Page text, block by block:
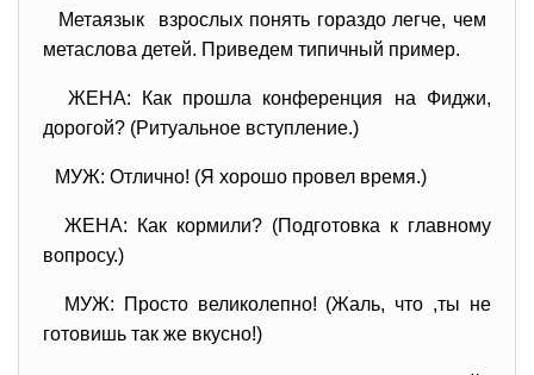
Метаязык взрослых понять гораздо легче, чем
метаслова детей. Приведем типичный пример.
ЖЕНА: Как прошла конференция на Фиджи,
дорогой? (Ритуальное вступление.)
МУЖ: Отлично! (Я хорошо провел время.)
ЖЕНА: Как кормили? (Подготовка к главному
вопросу.)
МУЖ: Просто великолепно! (Жаль, что ,ты не
готовишь так же вкусно!)